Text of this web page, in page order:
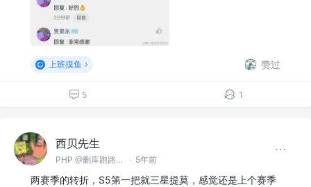
上班摸鱼 赞过
5 1
西贝先生
PHP @删库跑路（郑州）有限公司 · 5年前
两赛季的转折，S5第一把就三星提莫，感觉还是上个赛季